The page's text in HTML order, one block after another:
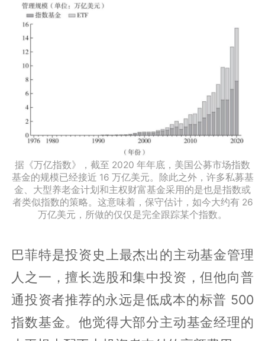
据《万亿指数》，截至 2020 年年底，美国公募市场指数
基金的规模已经接近 16 万亿美元。除此之外，许多私募基
金、大型养老金计划和主权财富基金采用的是也是指数或
者类似指数的策略。这意味着，保守估计，如今大约有 26
万亿美元，所做的仅仅是完全跟踪某个指数。
巴菲特是投资史上最杰出的主动基金管理
人之一，擅长选股和集中投资，但他向普
通投资者推荐的永远是低成本的标普 500
指数基金。他觉得大部分主动基金经理的